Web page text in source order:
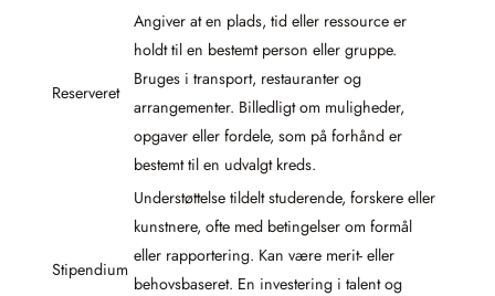
Reserveret
Angiver at en plads, tid eller ressource er
holdt til en bestemt person eller gruppe.
Bruges i transport, restauranter og
arrangementer. Billedligt om muligheder,
opgaver eller fordele, som på forhånd er
bestemt til en udvalgt kreds.
Stipendium
Understøttelse tildelt studerende, forskere eller
kunstnere, ofte med betingelser om formål
eller rapportering. Kan være merit- eller
behovsbaseret. En investering i talent og